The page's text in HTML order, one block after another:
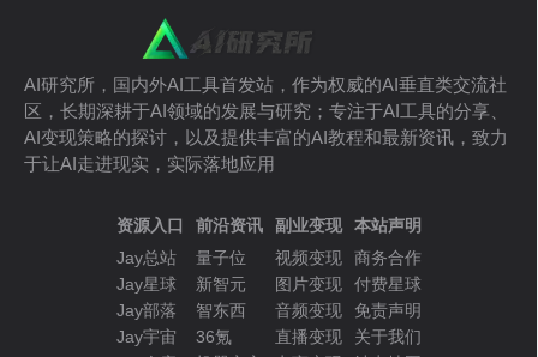
AI研究所，国内外AI工具首发站，作为权威的AI垂直类交流社
区，长期深耕于AI领域的发展与研究；专注于AI工具的分享、
AI变现策略的探讨，以及提供丰富的AI教程和最新资讯，致力
于让AI走进现实，实际落地应用
资源入口
Jay总站
Jay星球
Jay部落
Jay宇宙
前沿资讯
量子位
新智元
智东西
36氪
副业变现
视频变现
图片变现
音频变现
直播变现
本站声明
商务合作
付费星球
免责声明
关于我们